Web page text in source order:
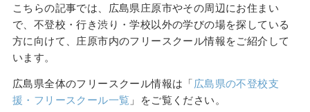
こちらの記事では、広島県庄原市やその周辺にお住まい
で、不登校・行き渋り・学校以外の学びの場を探している
方に向けて、庄原市内のフリースクール情報をご紹介して
います。
広島県全体のフリースクール情報は「広島県の不登校支
援・フリースクール一覧 」をご覧ください。